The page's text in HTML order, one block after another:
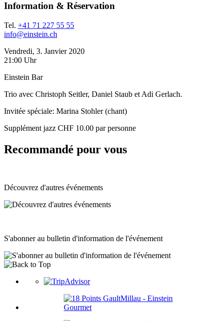
Information & Réservation
Tel. +41 71 227 55 55
info@einstein.ch
Vendredi, 3. Janvier 2020
21:00 Uhr
Einstein Bar
Trio avec Christoph Seitler, Daniel Staub et Adi Gerlach.
Invitée spéciale: Marina Stohler (chant)
Supplément jazz CHF 10.00 par personne
Recommandé pour vous
Découvrez d'autres événements
S'abonner au bulletin d'information de l'événement